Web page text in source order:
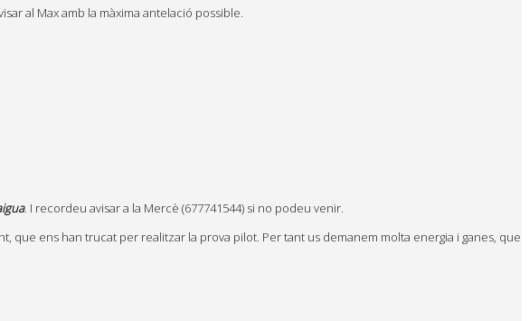
al Max amb la màxima antelació possible.
. I recordeu avisar a la Mercè (677741544) si no podeu venir.
que ens han trucat per realitzar la prova pilot. Per tant us demanem molta energia i ganes, que